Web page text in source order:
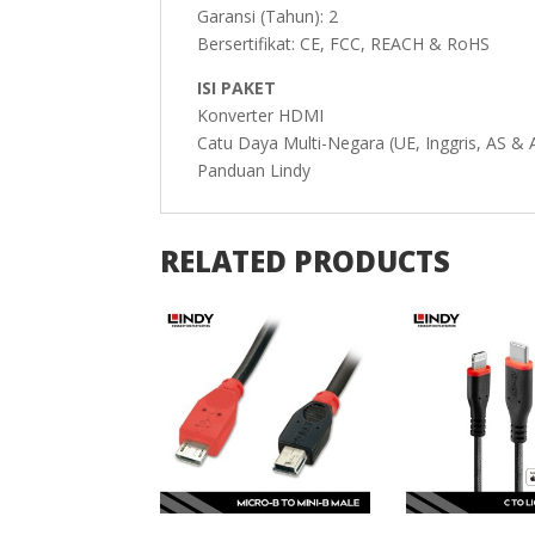
Garansi (Tahun): 2
Bersertifikat: CE, FCC, REACH & RoHS
ISI PAKET
Konverter HDMI
Catu Daya Multi-Negara (UE, Inggris, AS &
Panduan Lindy
RELATED PRODUCTS